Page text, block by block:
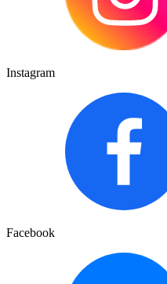
Instagram
Facebook